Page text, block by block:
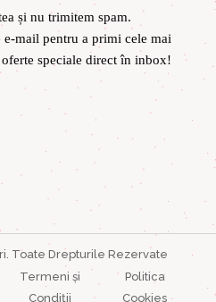
și nu trimitem spam.
e-mail pentru a primi cele mai
speciale direct în inbox!
. Toate Drepturile Rezervate
Termeni și
Condiții
Politica
Cookies